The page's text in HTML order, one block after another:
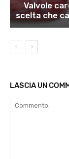
Valvole
scelta che
LASCIA UN